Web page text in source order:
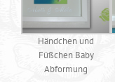
Händchen und
Füßchen Baby
Abformung